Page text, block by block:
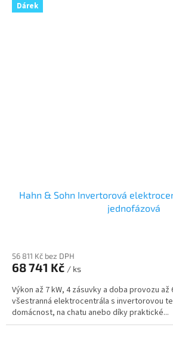
Dárek
Hahn & Sohn Invertorová
jednofázová
56 811 Kč bez DPH
68 741 Kč / ks
Výkon až 7 kW, 4 zásuvky a doba provozu až
všestranná elektrocentrála s invertorovou
domácnost, na chatu anebo díky praktické...